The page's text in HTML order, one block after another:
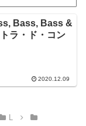
Bass, Bass &
ラ・ド・コン
2020.12.09
L